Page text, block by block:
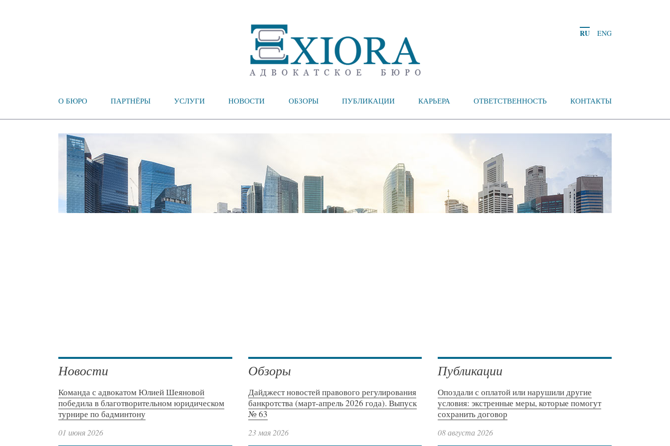
RU ENG
О БЮРО ПАРТНЁРЫ УСЛУГИ НОВОСТИ ОБЗОРЫ ПУБЛИКАЦИИ КАРЬЕРА ОТВЕТСТВЕННОСТЬ КОНТАКТЫ
Новости
Команда с адвокатом Юлией Шеяновой
победила в благотворительном юридическом
турнире по бадминтону
01 июня 2026
Обзоры
Дайджест новостей правового регулирования
банкротства (март-апрель 2026 года). Выпуск
№ 63
23 мая 2026
Публикации
Опоздали с оплатой или нарушили другие
условия: экстренные меры, которые помогут
сохранить договор
08 августа 2026